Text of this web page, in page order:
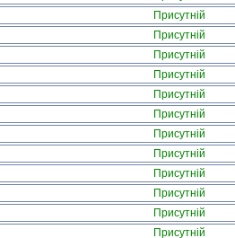
Присутній
Присутній
Присутній
Присутній
Присутній
Присутній
Присутній
Присутній
Присутній
Присутній
Присутній
Присутній